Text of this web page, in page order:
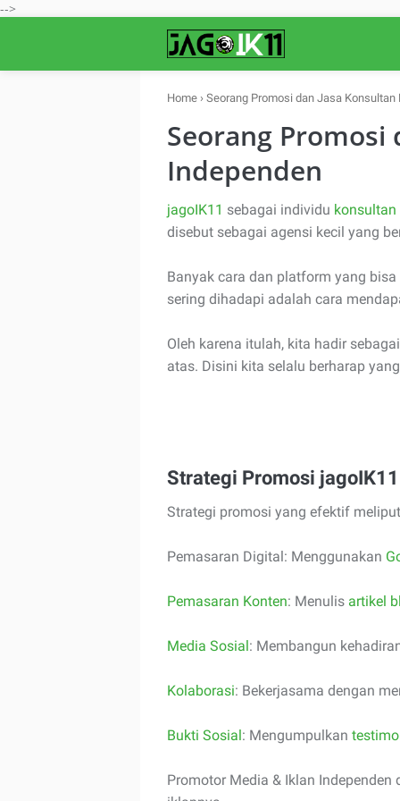
-->
Home › Seorang Promosi dan Jasa
Seorang Promosi
Independen
jagoIK11 sebagai individu konsultan
disebut sebagai agensi kecil yang
Banyak cara dan platform yang
sering dihadapi adalah cara
Oleh karena itulah, kita hadir
atas. Disini kita selalu berharap
Strategi Promosi jagoIK11
Strategi promosi yang efektif
Pemasaran Digital: Menggunakan
Pemasaran Konten: Menulis artikel
Media Sosial : Membangun
Kolaborasi: Bekerjasama dengan
Bukti Sosial : Mengumpulkan
Promotor Media & Iklan